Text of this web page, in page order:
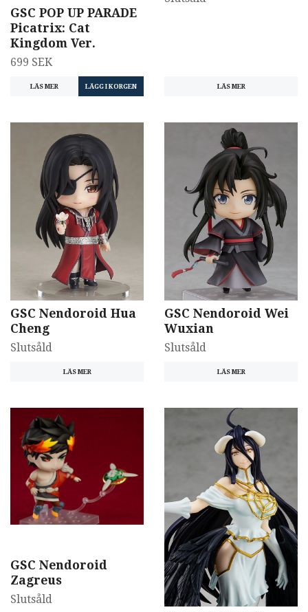
GSC POP UP PARADE
Picatrix: Cat
Kingdom Ver.
699 SEK
LÄS MER LÄS MER
GSC Nendoroid Hua
Cheng
Slutsåld
LÄS MER
GSC Nendoroid Wei
Wuxian
Slutsåld
LÄS MER
GSC Nendoroid
Zagreus
Slutsåld